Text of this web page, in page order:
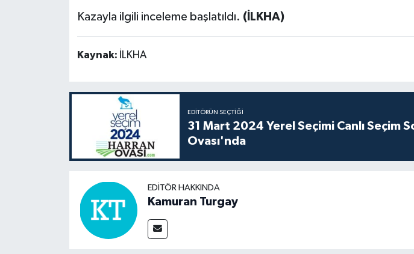
Kazayla ilgili inceleme başlatıldı. (İLKHA)
Kaynak: İLKHA
EDITÖRÜN SEÇTIĞI
31 Mart 2024 Yerel Seçimi Canlı Seçim
Ovası'nda
EDITÖR HAKKINDA
Kamuran Turgay